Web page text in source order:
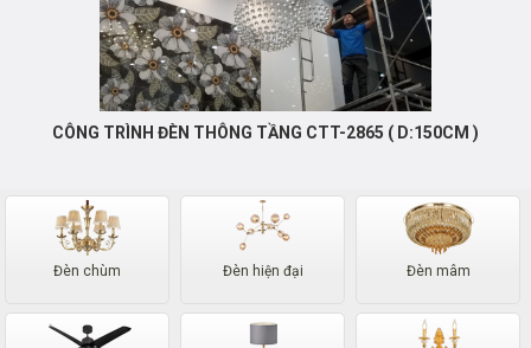
CÔNG TRÌNH ĐÈN THÔNG TẦNG CTT-2865 ( D:150CM )
Đèn chùm Đèn hiện đại Đèn mâm